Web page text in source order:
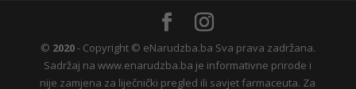
© 2020- Copyright © eNarudzba.ba Sva prava zadržana.
Sadržaj na www.enarudzba.ba je informativne prirode i
nije zamjena za liječnički pregled ili savjet farmaceuta. Za